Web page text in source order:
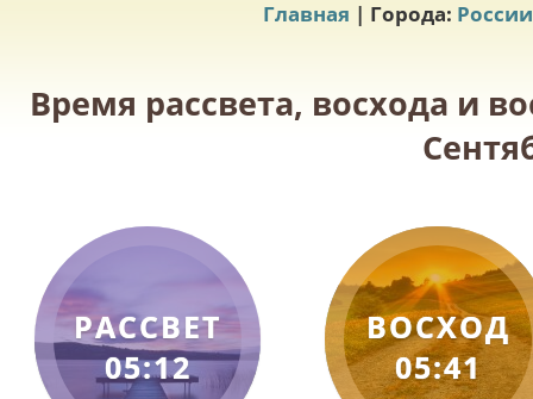
Главная | Города: России
Время рассвета, восхода и
РАССВЕТ
05:12
ВОСХОД
05:41